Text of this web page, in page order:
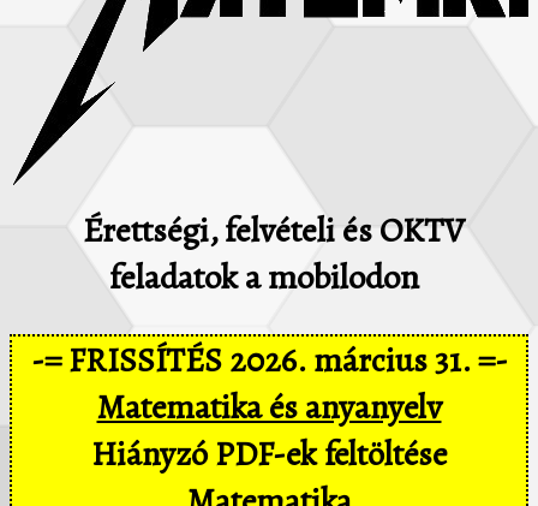
Érettségi, felvételi és OKTV
feladatok a mobilodon
-= FRISSÍTÉS 2026. március 31. =-
Matematika és anyanyelv
Hiányzó PDF-ek feltöltése